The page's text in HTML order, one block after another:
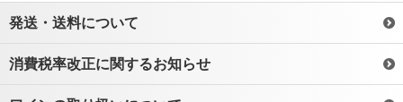
発送・送料について
消費税率改正に関するお知らせ